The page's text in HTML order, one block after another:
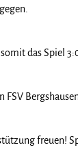
das Spiel
freuen!